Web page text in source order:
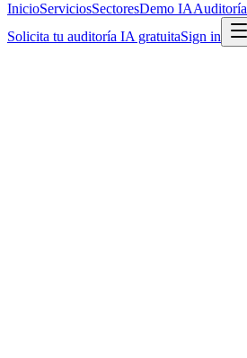
InicioServiciosSectoresDemo IAAuditoría
Solicita tu auditoría IA gratuitaSign in